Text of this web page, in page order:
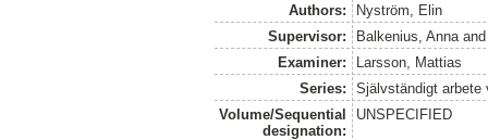
Authors:
Nyström, Elin
Supervisor:
Balkenius, Anna
Examiner:
Larsson, Mattias
Series:
Självständigt arbete
Volume/Sequential
designation:
UNSPECIFIED